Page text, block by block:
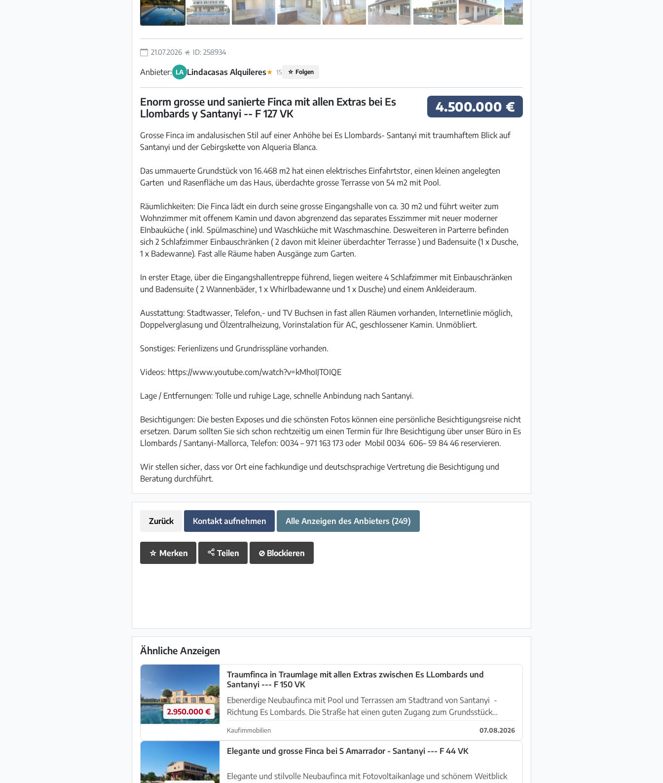
21.07.2026 ID: 258934
Anbieter: LA Lindacasas Alquileres★ 15 ☆ Folgen
4.500.000 €
Enorm grosse und sanierte Finca mit allen Extras bei Es
Llombards y Santanyi -- F 127 VK
Grosse Finca im andalusischen Stil auf einer Anhöhe bei Es Llombards- Santanyi mit traumhaftem Blick auf
Santanyi und der Gebirgskette von Alqueria Blanca.
Das ummauerte Grundstück von 16.468 m2 hat einen elektrisches Einfahrtstor, einen kleinen angelegten
Garten und Rasenfläche um das Haus, überdachte grosse Terrasse von 54 m2 mit Pool.
Räumlichkeiten: Die Finca lädt ein durch seine grosse Eingangshalle von ca. 30 m2 und führt weiter zum
Wohnzimmer mit offenem Kamin und davon abgrenzend das separates Esszimmer mit neuer moderner
EInbauküche ( inkl. Spülmaschine) und Waschküche mit Waschmaschine. Desweiteren in Parterre befinden
sich 2 Schlafzimmer Einbauschränken ( 2 davon mit kleiner überdachter Terrasse ) und Badensuite (1 x Dusche,
1 x Badewanne). Fast alle Räume haben Ausgänge zum Garten.
In erster Etage, über die Eingangshallentreppe führend, liegen weitere 4 Schlafzimmer mit Einbauschränken
und Badensuite ( 2 Wannenbäder, 1 x Whirlbadewanne und 1 x Dusche) und einem Ankleideraum.
Ausstattung: Stadtwasser, Telefon,- und TV Buchsen in fast allen Räumen vorhanden, Internetlinie möglich,
Doppelverglasung und Ölzentralheizung, Vorinstalation für AC, geschlossener Kamin. Unmöbliert.
Sonstiges: Ferienlizens und Grundrisspläne vorhanden.
Videos: https://www.youtube.com/watch?v=kMhoIJTOIQE
Lage / Entfernungen: Tolle und ruhige Lage, schnelle Anbindung nach Santanyi.
Besichtigungen: Die besten Exposes und die schönsten Fotos können eine persönliche Besichtigungsreise nicht
ersetzen. Darum sollten Sie sich schon rechtzeitig um einen Termin für Ihre Besichtigung über unser Büro in Es
Llombards / Santanyi-Mallorca, Telefon: 0034 – 971 163 173 oder Mobil 0034 606– 59 84 46 reservieren.
Wir stellen sicher, dass vor Ort eine fachkundige und deutschsprachige Vertretung die Besichtigung und
Beratung durchführt.
Zurück Kontakt aufnehmen Alle Anzeigen des Anbieters (249)
☆ Merken Teilen ⊘ Blockieren
Ähnliche Anzeigen
2.950.000 €
Traumfinca in Traumlage mit allen Extras zwischen Es LLombards und
Santanyi --- F 150 VK
Ebenerdige Neubaufinca mit Pool und Terrassen am Stadtrand von Santanyi -
Richtung Es Lombards. Die Straße hat einen guten Zugang zum Grundsstück
Kaufimmobilien 07.08.2026
Elegante und grosse Finca bei S Amarrador - Santanyi --- F 44 VK
Elegante und stilvolle Neubaufinca mit Fotovoltaikanlage und schönem Weitblick